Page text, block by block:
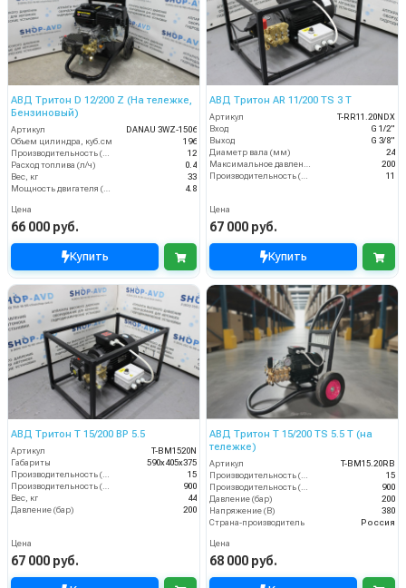
АВД Тритон D 12/200 Z (На тележке,
Бензиновый)
Артикул
DANAU 3WZ-1506
Объем цилиндра, куб.см
196
Производительность (л/мин)
12
Расход топлива (л/ч)
0.4
Вес, кг
33
Мощность двигателя (кВт)
4.8
Цена
66 000 руб.
Купить
АВД Тритон AR 11/200 TS 3 T
Артикул
T-RR11.20NDX
Вход
G 1/2"
Выход
G 3/8"
Диаметр вала (мм)
24
Максимальное давление (бар)
200
Производительность (л/мин)
11
Цена
67 000 руб.
Купить
АВД Тритон T 15/200 BP 5.5
Артикул
T-BM1520N
Габариты
590х405х375
15
900
Вес, кг
44
Давление (бар)
200
Цена
67 000 руб.
АВД Тритон Т 15/200 TS 5.5 T (на
тележке)
Артикул
T-BM15.20RB
15
900
Давление (бар)
200
Напряжение (В)
380
Страна-производитель
Россия
Цена
68 000 руб.